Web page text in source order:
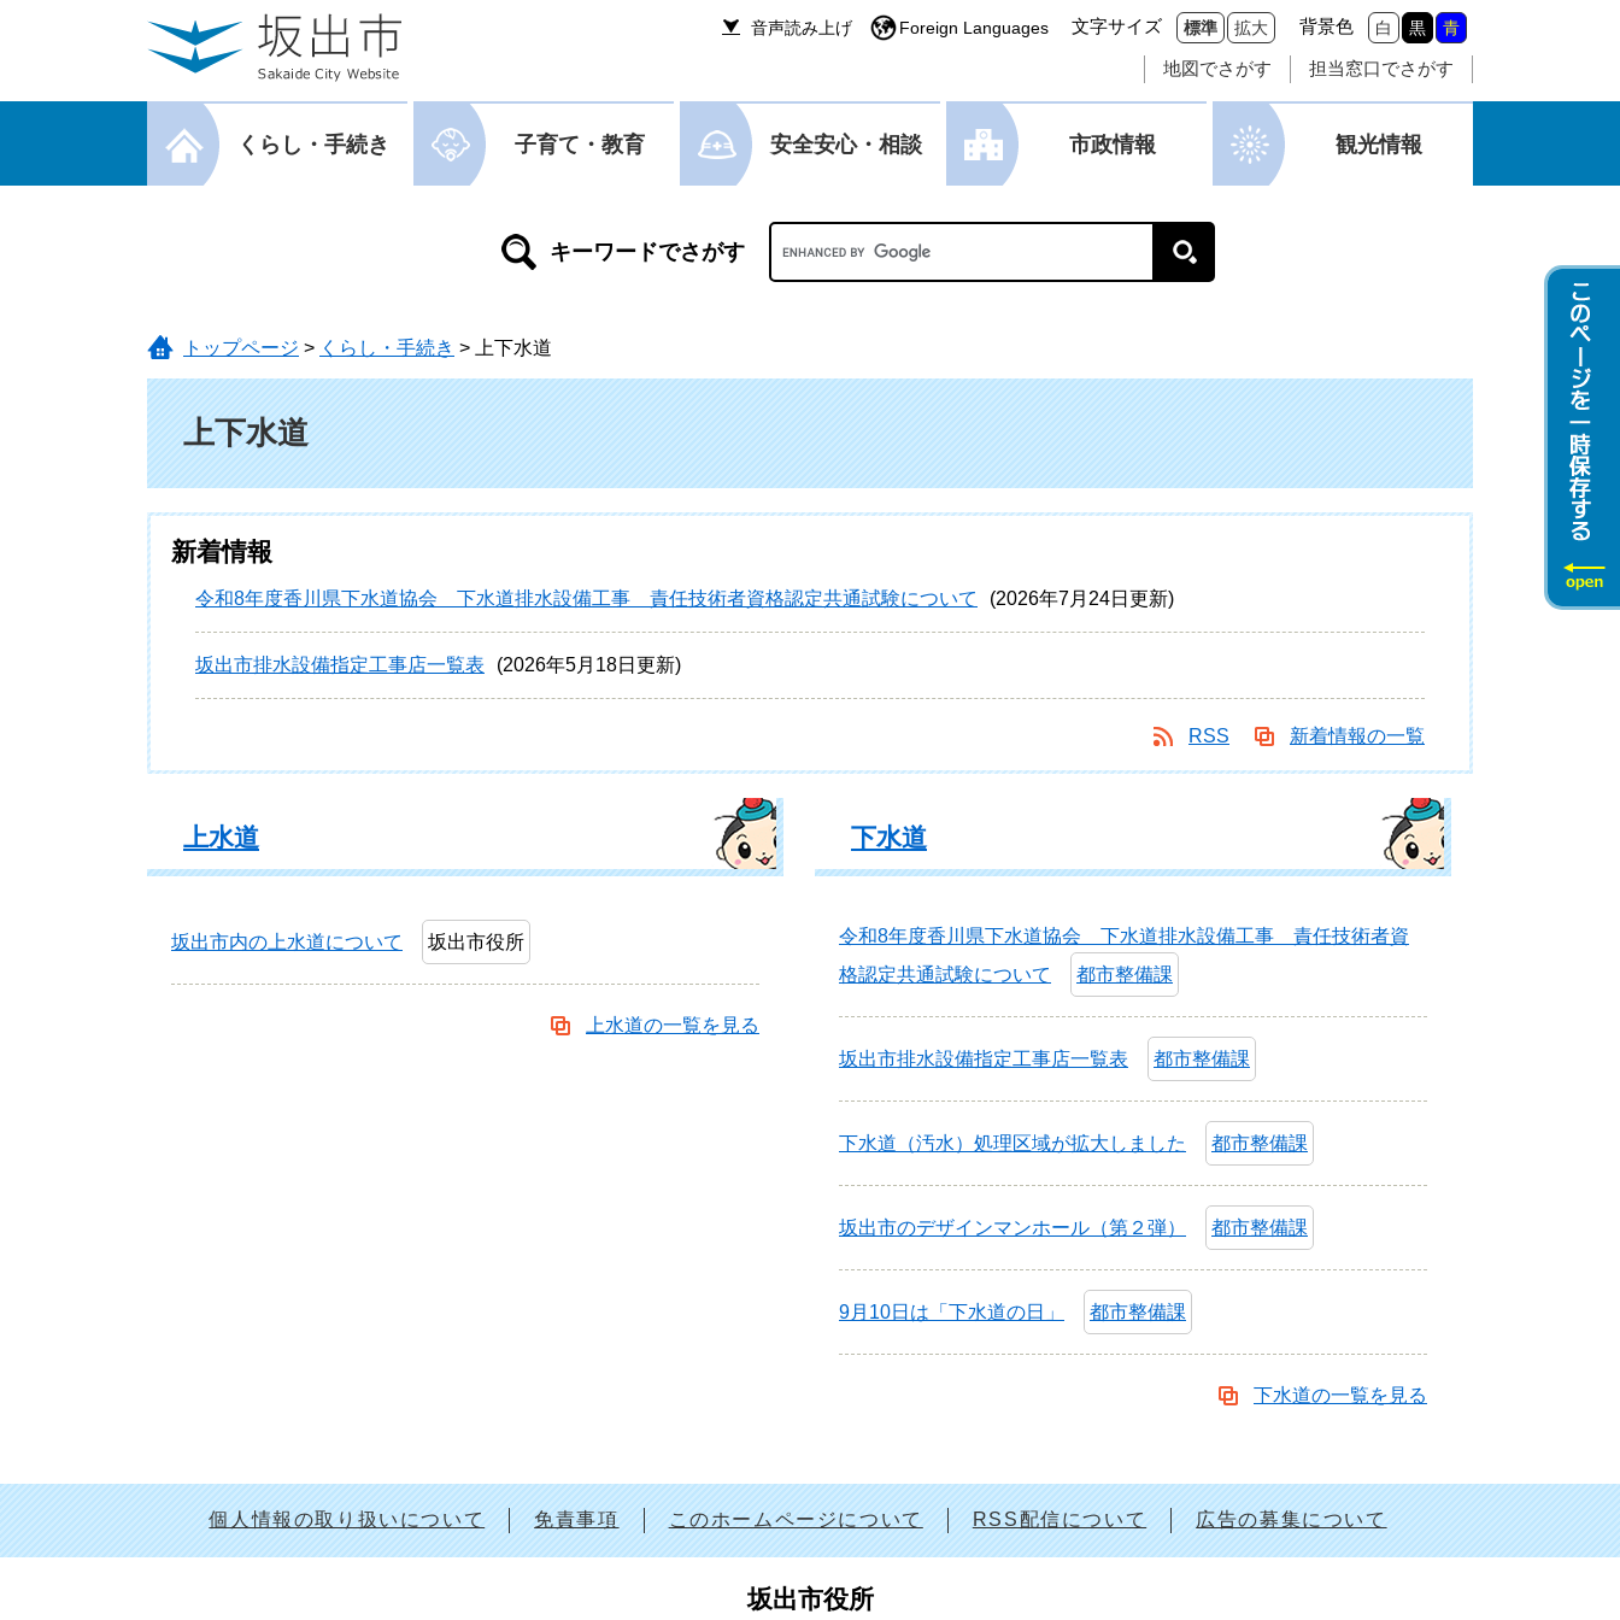
音声読み上げ Foreign Languages 文字サイズ 標準 拡大 背景色 白 黒 青
地図でさがす 担当窓口でさがす
メニューを閉じる
くらし・手続き 子育て・教育 安全安心・相談 市政情報 観光情報
Googleカスタム検索
トップページ > くらし・手続き > 上下水道
上下水道
新着情報
令和8年度香川県下水道協会 下水道排水設備工事 責任技術者資格認定共通試験について 2026年7月24日更新
坂出市排水設備指定工事店一覧表 2026年5月18日更新
RSS 新着情報の一覧
上水道
坂出市内の上水道について 坂出市役所
上水道の一覧を見る
下水道
令和8年度香川県下水道協会 下水道排水設備工事 責任技術者資
格認定共通試験について
都市整備課
坂出市排水設備指定工事店一覧表 都市整備課
下水道（汚水）処理区域が拡大しました 都市整備課
坂出市のデザインマンホール（第２弾） 都市整備課
9月10日は「下水道の日」 都市整備課
下水道の一覧を見る
個人情報の取り扱いについて 免責事項 このホームページについて RSS配信について 広告の募集について
坂出市役所